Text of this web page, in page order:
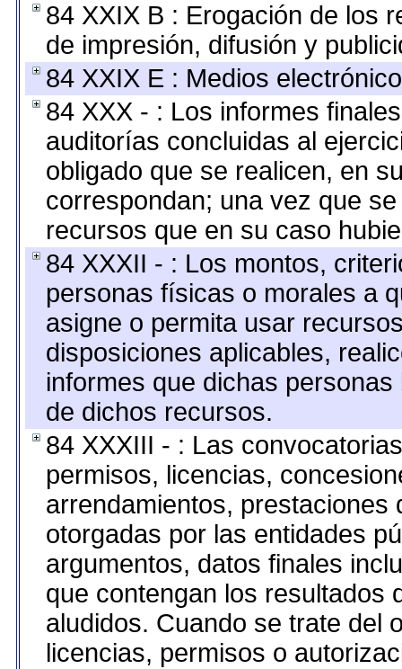
84 XXIX B : Erogación de los
de impresión, difusión y
84 XXIX E : Medios
84 XXX - : Los informes
auditorías concluidas al
obligado que se realicen, en
correspondan; una vez que
recursos que en su caso
84 XXXII - : Los montos,
personas físicas o morales a
asigne o permita usar
disposiciones aplicables,
informes que dichas
de dichos recursos.
84 XXXIII - : Las
permisos, licencias,
arrendamientos,
otorgadas por las entidades
argumentos, datos finales
que contengan los resultados
aludidos. Cuando se trate del
licencias, permisos o